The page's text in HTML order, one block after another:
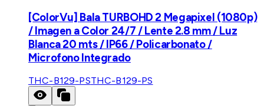
[ColorVu] Bala TURBOHD 2 Megapixel (1080p)
/ Imagen a Color 24/7 / Lente 2.8 mm / Luz
Blanca 20 mts / IP66 / Policarbonato /
Microfono Integrado
THC-B129-PSTHC-B129-PS